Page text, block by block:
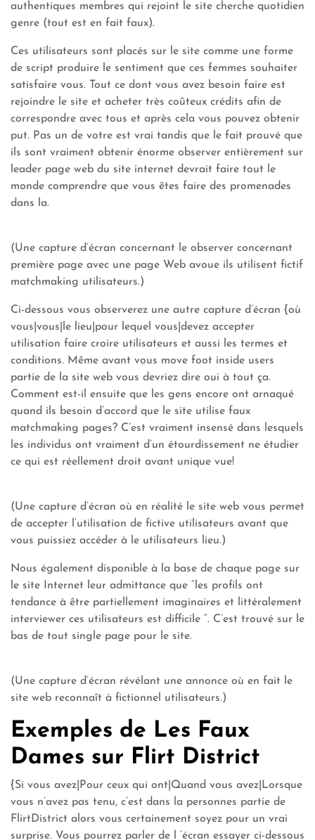
authentiques membres qui rejoint le site cherche quotidien
genre (tout est en fait faux).
Ces utilisateurs sont placés sur le site comme une forme
de script produire le sentiment que ces femmes souhaiter
satisfaire vous. Tout ce dont vous avez besoin faire est
rejoindre le site et acheter très coûteux crédits afin de
correspondre avec tous et après cela vous pouvez obtenir
put. Pas un de votre est vrai tandis que le fait prouvé que
ils sont vraiment obtenir énorme observer entièrement sur
leader page web du site internet devrait faire tout le
monde comprendre que vous êtes faire des promenades
dans la.
(Une capture d’écran concernant le observer concernant
première page avec une page Web avoue ils utilisent fictif
matchmaking utilisateurs.)
Ci-dessous vous observerez une autre capture d’écran {où
vous|vous|le lieu|pour lequel vous|devez accepter
utilisation faire croire utilisateurs et aussi les termes et
conditions. Même avant vous move foot inside users
partie de la site web vous devriez dire oui à tout ça.
Comment est-il ensuite que les gens encore ont arnaqué
quand ils besoin d’accord que le site utilise faux
matchmaking pages? C’est vraiment insensé dans lesquels
les individus ont vraiment d’un étourdissement ne étudier
ce qui est réellement droit avant unique vue!
(Une capture d’écran où en réalité le site web vous permet
de accepter l’utilisation de fictive utilisateurs avant que
vous puissiez accéder à le utilisateurs lieu.)
Nous également disponible à la base de chaque page sur
le site Internet leur admittance que “les profils ont
tendance à être partiellement imaginaires et littéralement
interviewer ces utilisateurs est difficile “. C’est trouvé sur le
bas de tout single page pour le site.
(Une capture d’écran révélant une annonce où en fait le
site web reconnaît à fictionnel utilisateurs.)
Exemples de Les Faux
Dames sur Flirt District
{Si vous avez|Pour ceux qui ont|Quand vous avez|Lorsque
vous n’avez pas tenu, c’est dans la personnes partie de
FlirtDistrict alors vous certainement soyez pour un vrai
surprise. Vous pourrez parler de l ‘écran essayer ci-dessous